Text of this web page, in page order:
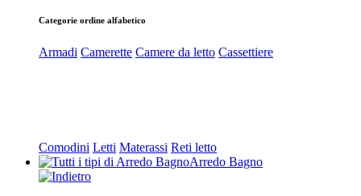
Categorie ordine alfabetico
Armadi Camerette Camere da letto Cassettiere
Comodini Letti Materassi Reti letto
Arredo Bagno